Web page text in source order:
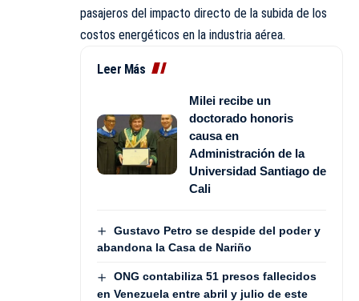
pasajeros del impacto directo de la subida de los
costos energéticos en la industria aérea.
Leer Más
Milei recibe un
doctorado honoris
causa en
Administración de la
Universidad Santiago de
Cali
Gustavo Petro se despide del poder y
abandona la Casa de Nariño
ONG contabiliza 51 presos fallecidos
en Venezuela entre abril y julio de este